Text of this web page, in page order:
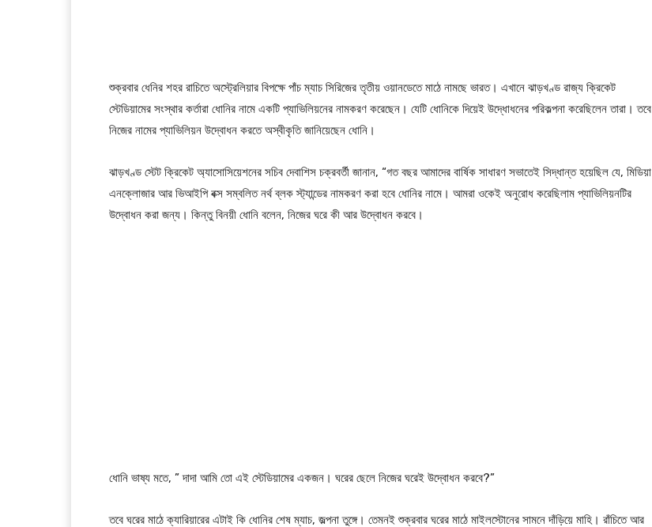
শুক্রবার ধেনির শহর রাচিতে অস্ট্রেলিয়ার বিপক্ষে পাঁচ ম্যাচ সিরিজের তৃতীয় ওয়ানডেতে মাঠে নামছে ভারত। এখানে ঝাড়খণ্ড রাজ্য ক্রিকেট
স্টেডিয়ামের সংস্থার কর্তারা ধোনির নামে একটি প্যাভিলিয়নের নামকরণ করেছেন। যেটি ধোনিকে দিয়েই উদ্ধোধনের পরিকল্পনা করেছিলেন তারা। তবে
নিজের নামের প্যাভিলিয়ন উদ্বোধন করতে অস্বীকৃতি জানিয়েছেন ধোনি।
ঝাড়খণ্ড স্টেট ক্রিকেট অ্যাসোসিয়েশনের সচিব দেবাশিস চক্রবর্তী জানান, “গত বছর আমাদের বার্ষিক সাধারণ সভাতেই সিদ্ধান্ত হয়েছিল যে, মিডিয়া
এনক্লোজার আর ভিআইপি বক্স সম্বলিত নর্থ ব্লক স্ট্যান্ডের নামকরণ করা হবে ধোনির নামে। আমরা ওকেই অনুরোধ করেছিলাম প্যাভিলিয়নটির
উদ্বোধন করা জন্য। কিন্তু বিনয়ী ধোনি বলেন, নিজের ঘরে কী আর উদ্বোধন করবে।
ধোনি ভাষ্য মতে, ” দাদা আমি তো এই স্টেডিয়ামের একজন। ঘরের ছেলে নিজের ঘরেই উদ্বোধন করবে?”
তবে ঘরের মাঠে ক্যারিয়ারের এটাই কি ধোনির শেষ ম্যাচ, জল্পনা তুঙ্গে। তেমনই শুক্রবার ঘরের মাঠে মাইলস্টোনের সামনে দাঁড়িয়ে মাহি। রাঁচিতে আর